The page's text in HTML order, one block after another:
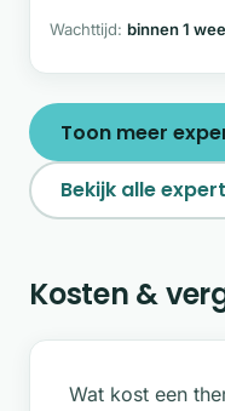
Wachttijd: binnen 1
Toon meer
Bekijk alle
Kosten &
Wat kost een